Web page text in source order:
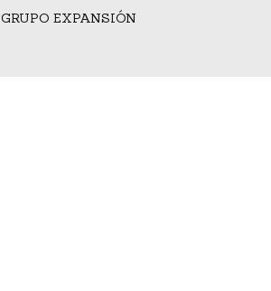
GRUPO EXPANSIÓN